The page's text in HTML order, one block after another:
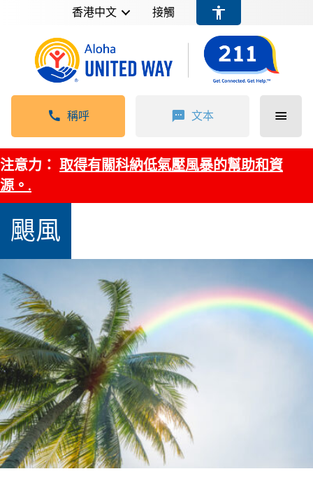
香港中文 接觸
稱呼 文本
注意力： 取得有關科納低氣壓風暴的幫助和資
源。.
颶風